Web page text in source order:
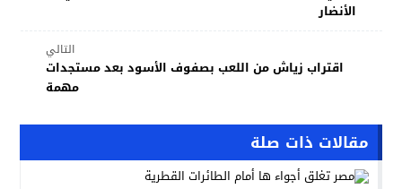
الأنضار
التالي
اقتراب زياش من اللعب بصفوف الأسود بعد مستجدات
مهمة
مقالات ذات صلة